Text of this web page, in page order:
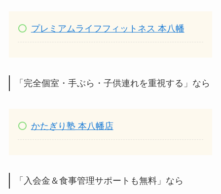
プレミアムライフフィットネス 本八幡
「完全個室・手ぶら・子供連れを重視する」なら
かたぎり塾 本八幡店
「入会金＆食事管理サポートも無料」なら